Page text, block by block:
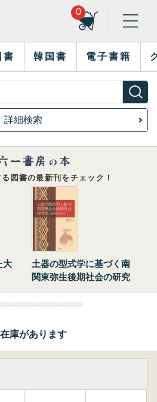
0
書 韓国書 電子書籍
詳細検索
図書の最新刊をチェック！
大
土器の型式学に基づく南
関東弥生後期社会の研究
庫があります